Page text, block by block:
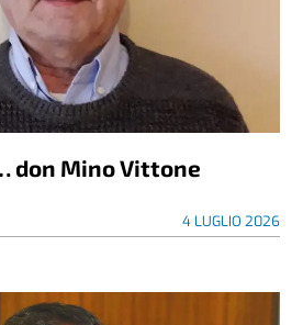
don Mino Vittone
4 LUGLIO 2026